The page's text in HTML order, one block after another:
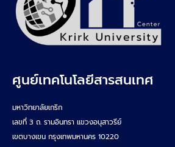
ศูนย์เทคโนโลยีสารสนเทศ
มหาวิทยาลัยเกริก
เลขที่ 3 ถ. รามอินทรา แขวงอนุสาวรีย์
เขตบางเขน กรุงเทพมหานคร 10220